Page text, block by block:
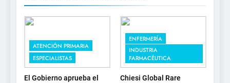
ATENCIÓN PRIMARIA
ESPECIALISTAS
El Gobierno aprueba el
ENFERMERÍA
INDUSTRIA
FARMACÉUTICA
Chiesi Global Rare